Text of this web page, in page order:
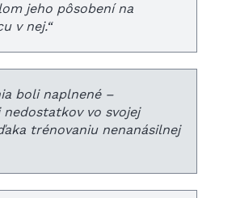
jeho pôsobení na
v nej.“
boli naplnené –
nedostatkov vo svojej
trénovaniu nenanásilnej